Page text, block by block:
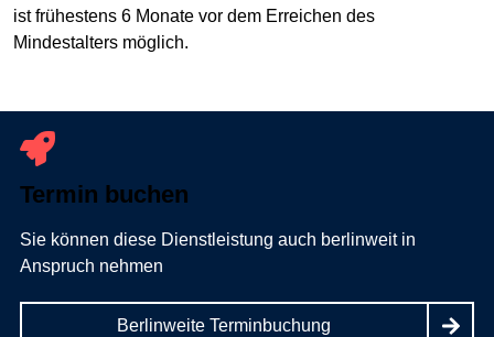
ist frühestens 6 Monate vor dem Erreichen des
Mindestalters möglich.
Termin buchen
Sie können diese Dienstleistung auch berlinweit in
Anspruch nehmen
Berlinweite Terminbuchung